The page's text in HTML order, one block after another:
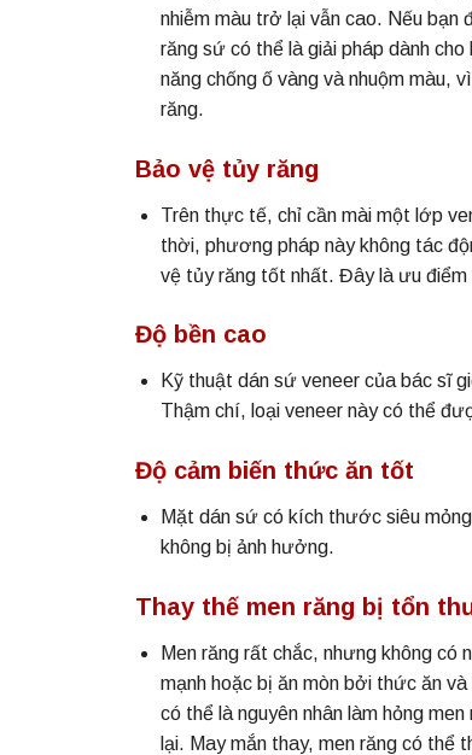
nhiễm màu trở lại vẫn cao. Nếu
răng sứ có thể là giải pháp dành
năng chống ố vàng và nhuộm màu,
răng.
Bảo vệ tủy răng
Trên thực tế, chỉ cần mài một lớp
thời, phương pháp này không tác
vệ tủy răng tốt nhất. Đây là ưu
Độ bền cao
Kỹ thuật dán sứ veneer của bác sĩ
Thậm chí, loại veneer này có thể
Độ cảm biến thức ăn tốt
Mặt dán sứ có kích thước siêu
không bị ảnh hưởng.
Thay thế men răng bị tổn
Men răng rất chắc, nhưng không có
mạnh hoặc bị ăn mòn bởi thức ăn
có thể là nguyên nhân làm hỏng
lại. May mắn thay, men răng có thể